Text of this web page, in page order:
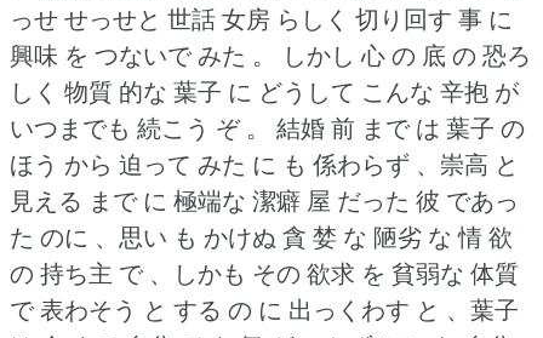
っせ せっせと 世話 女房 らしく 切り回す 事 に
興味 を つないで みた 。
しかし 心 の 底 の 恐ろ
しく 物質 的な 葉子 に どうして こんな 辛抱 が
いつまでも 続こう ぞ 。
結婚 前 まで は 葉子 の
ほう から 迫って みた に も 係わらず 、崇高 と
見える まで に 極端な 潔癖 屋 だった 彼 であっ
た のに 、思い も かけぬ 貪 婪 な 陋劣 な 情 欲
の 持ち主 で 、しかも その 欲求 を 貧弱な 体質
で 表わそう と する の に 出っくわす と 、葉子